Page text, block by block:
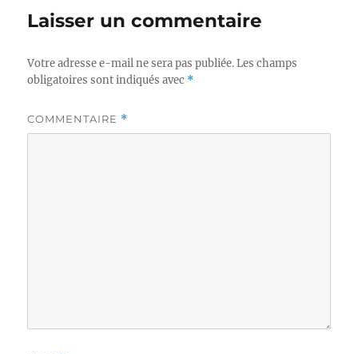
Laisser un commentaire
Votre adresse e-mail ne sera pas publiée. Les champs
obligatoires sont indiqués avec *
COMMENTAIRE *